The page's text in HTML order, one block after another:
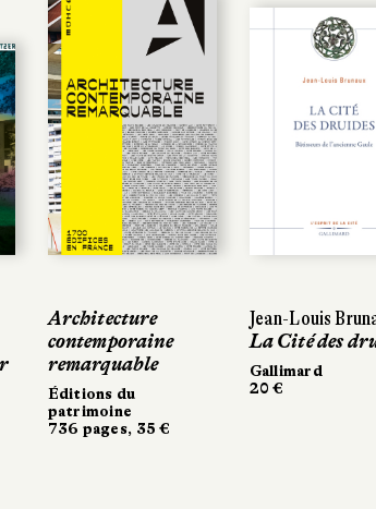
Architecture
contemporaine
remarquable
Éditions du
patrimoine
736 pages, 35 €
Jean-Louis
La Cité des
Gallimard
20 €